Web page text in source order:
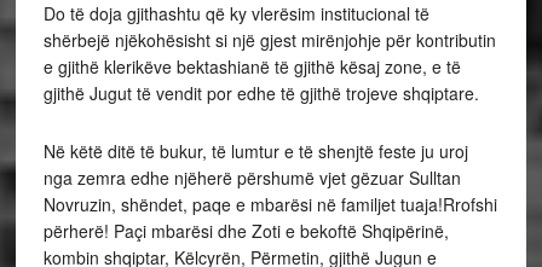
Do të doja gjithashtu që ky vlerësim institucional të
shërbejë njëkohësisht si një gjest mirënjohje për kontributin
e gjithë klerikëve bektashianë të gjithë kësaj zone, e të
gjithë Jugut të vendit por edhe të gjithë trojeve shqiptare.
Në këtë ditë të bukur, të lumtur e të shenjtë feste ju uroj
nga zemra edhe njëherë përshumë vjet gëzuar Sulltan
Novruzin, shëndet, paqe e mbarësi në familjet tuaja!Rrofshi
përherë! Paçi mbarësi dhe Zoti e bekoftë Shqipërinë,
kombin shqiptar, Këlcyrën, Përmetin, gjithë Jugun e